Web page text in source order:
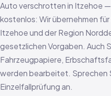
Auto verschrotten in Itzehoe —
kostenlos: Wir übernehmen
Itzehoe und der Region
gesetzlichen Vorgaben. Auch
Fahrzeugpapiere,
werden bearbeitet. Sprechen
Einzelfallprüfung an.